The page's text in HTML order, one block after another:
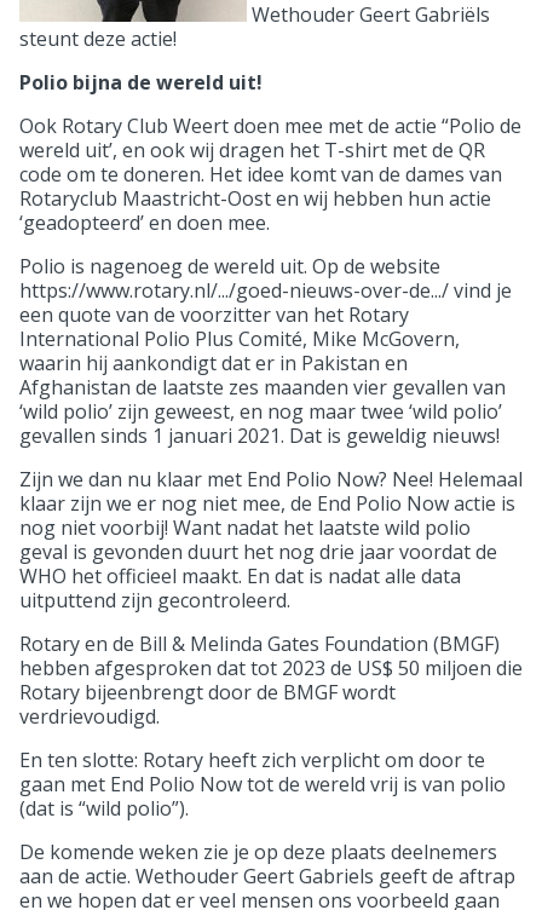
Wethouder Geert Gabriëls
steunt deze actie!
Polio bijna de wereld uit!
Ook Rotary Club Weert doen mee met de actie “Polio de
wereld uit’, en ook wij dragen het T-shirt met de QR
code om te doneren. Het idee komt van de dames van
Rotaryclub Maastricht-Oost en wij hebben hun actie
‘geadopteerd’ en doen mee.
Polio is nagenoeg de wereld uit. Op de website
https://www.rotary.nl/.../goed-nieuws-over-de.../ vind je
een quote van de voorzitter van het Rotary
International Polio Plus Comité, Mike McGovern,
waarin hij aankondigt dat er in Pakistan en
Afghanistan de laatste zes maanden vier gevallen van
‘wild polio’ zijn geweest, en nog maar twee ‘wild polio’
gevallen sinds 1 januari 2021. Dat is geweldig nieuws!
Zijn we dan nu klaar met End Polio Now? Nee! Helemaal
klaar zijn we er nog niet mee, de End Polio Now actie is
nog niet voorbij! Want nadat het laatste wild polio
geval is gevonden duurt het nog drie jaar voordat de
WHO het officieel maakt. En dat is nadat alle data
uitputtend zijn gecontroleerd.
Rotary en de Bill & Melinda Gates Foundation (BMGF)
hebben afgesproken dat tot 2023 de US$ 50 miljoen die
Rotary bijeenbrengt door de BMGF wordt
verdrievoudigd.
En ten slotte: Rotary heeft zich verplicht om door te
gaan met End Polio Now tot de wereld vrij is van polio
(dat is “wild polio”).
De komende weken zie je op deze plaats deelnemers
aan de actie. Wethouder Geert Gabriels geeft de aftrap
en we hopen dat er veel mensen ons voorbeeld gaan